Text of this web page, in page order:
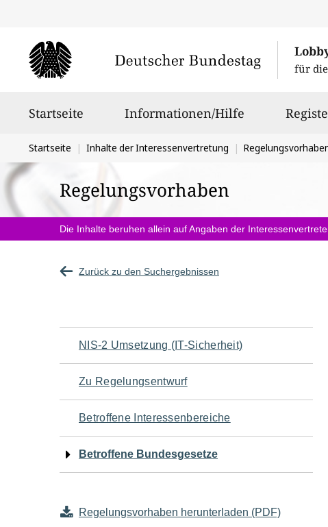
für
Startseite Informationen/Hilfe
Sie
befinden
sich
hier:
Startseite Inhalte der Interessenvertretung
Regelungsvorhaben
Die Inhalte beruhen allein auf Angaben der
Zurück zu den Suchergebnissen
Navigation
für
den
Seiteninhalt
NIS-2 Umsetzung (IT-Sicherheit)
Zu Regelungsentwurf
Betroffene Interessenbereiche
Betroffene Bundesgesetze
Regelungsvorhaben herunterladen (PDF)